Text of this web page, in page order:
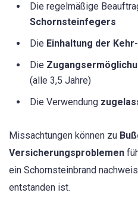
Die regelmäßige
Schornsteinfegers
Die Einhaltung der
Die
(alle 3,5 Jahre)
Die Verwendung
Missachtungen können zu
Versicherungsproblemen
ein Schornsteinbrand
entstanden ist.